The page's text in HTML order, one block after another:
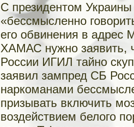
С президентом
«бессмысленно
его обвинения в адрес
ХАМАС нужно заявить,
России ИГИЛ тайно
заявил зампред СБ
наркоманами
призывать включить
воздействием белого